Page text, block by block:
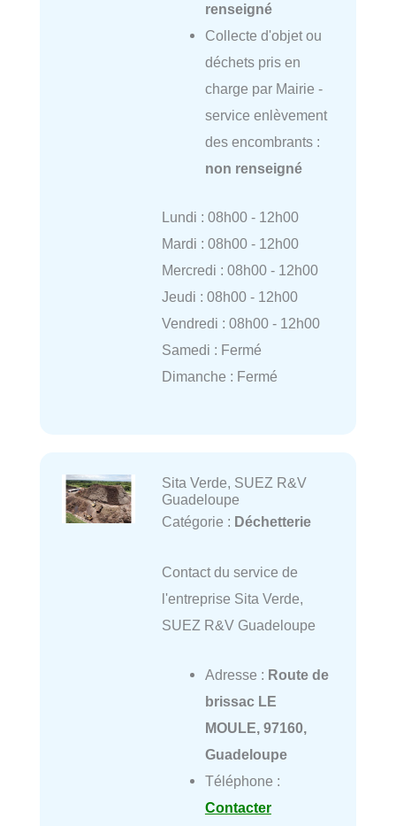
renseigné
Collecte d'objet ou
déchets pris en
charge par Mairie -
service enlèvement
des encombrants :
non renseigné
Lundi : 08h00 - 12h00
Mardi : 08h00 - 12h00
Mercredi : 08h00 - 12h00
Jeudi : 08h00 - 12h00
Vendredi : 08h00 - 12h00
Samedi : Fermé
Dimanche : Fermé
Sita Verde, SUEZ R&V
Guadeloupe
Catégorie : Déchetterie
Contact du service de
l'entreprise Sita Verde,
SUEZ R&V Guadeloupe
Adresse : Route de
brissac LE
MOULE, 97160,
Guadeloupe
Téléphone :
Contacter